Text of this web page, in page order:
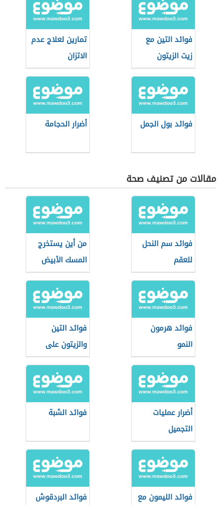
فوائد التين مع
زيت الزيتون
تمارين لعلاج عدم
الاتزان
فوائد بول الجمل أضرار الحجامة
مقالات من تصنيف صحة
فوائد سم النحل
للعقم
من أين يستخرج
المسك الأبيض
فوائد هرمون
النمو
فوائد التين
والزيتون على
الريق
أضرار عمليات
التجميل
فوائد الشبة
فوائد الليمون مع
فوائد البردقوش